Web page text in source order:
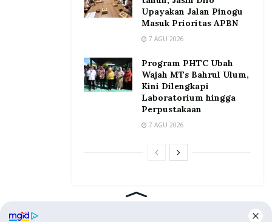
Upayakan Jalan Pinogu
Masuk Prioritas APBN
7 AGU 2026
Program PHTC Ubah
Wajah MTs Bahrul Ulum,
Kini Dilengkapi
Laboratorium hingga
Perpustakaan
7 AGU 2026